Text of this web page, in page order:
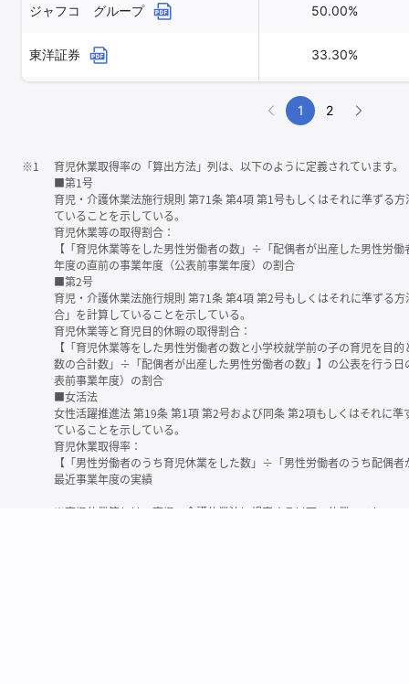
ジャフコ グループ 50.00%
東洋証券 33.30%
30.80%
1 2
※1
育児休業取得率の「算出方法」列は、以下のように定義されています。
■第1号
育児・介護休業法施行規則 第71条 第4項 第1号もしくはそれに準ずる
ていることを示している。
育児休業等の取得割合：
【「育児休業等をした男性労働者の数」÷「配偶者が出産した男性労
年度の直前の事業年度（公表前事業年度）の割合
■第2号
育児・介護休業法施行規則 第71条 第4項 第2号もしくはそれに準ずる
合」を計算していることを示している。
育児休業等と育児目的休暇の取得割合：
【「育児休業等をした男性労働者の数と小学校就学前の子の育児を目
数の合計数」÷「配偶者が出産した男性労働者の数」】の公表を行う
表前事業年度）の割合
■女活法
女性活躍推進法 第19条 第1項 第2号および同条 第2項もしくはそれに
ていることを示している。
育児休業取得率：
【「男性労働者のうち育児休業をした数」÷「男性労働者のうち配偶
最近事業年度の実績
※育児休業等とは、育児・介護休業法に規定する以下の休業のこと